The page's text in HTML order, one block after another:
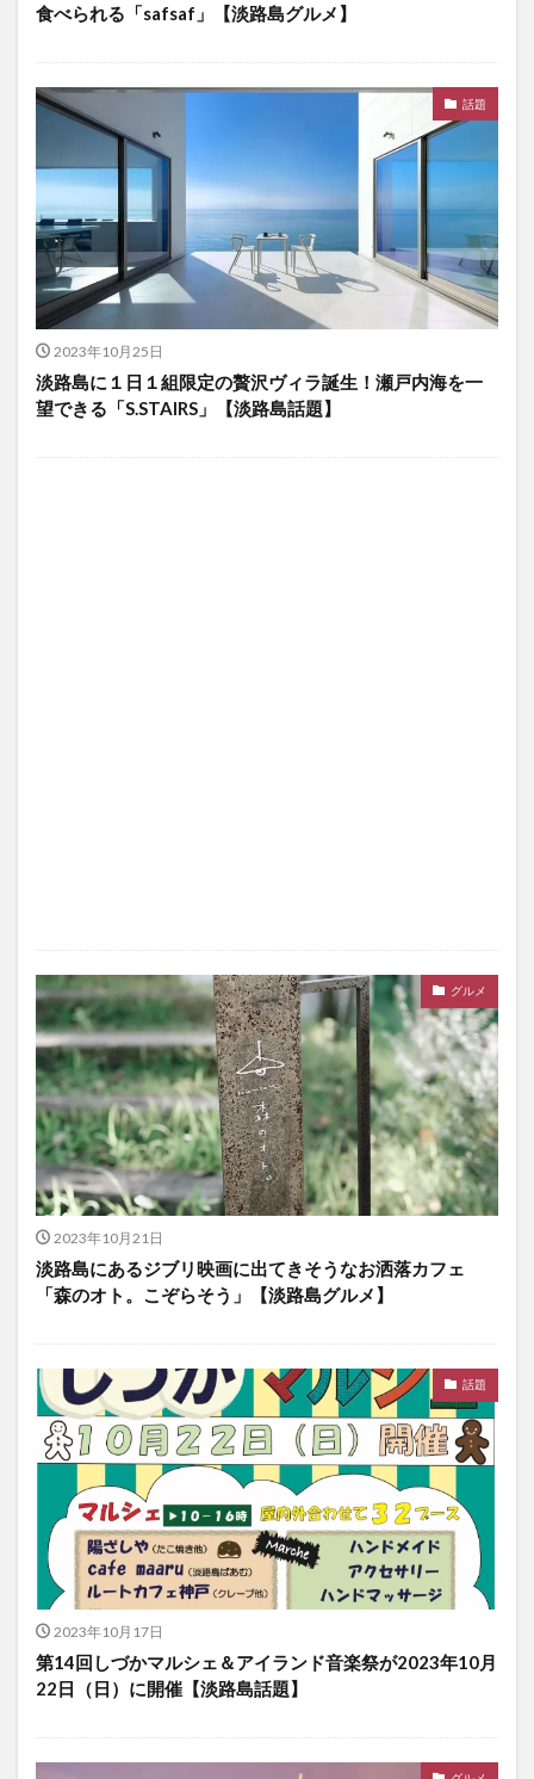
食べられる「safsaf」【淡路島グルメ】
話題
2023年10月25日
淡路島に１日１組限定の贅沢ヴィラ誕生！瀬戸内海を一
望できる「S.STAIRS」【淡路島話題】
グルメ
2023年10月21日
淡路島にあるジブリ映画に出てきそうなお洒落カフェ
「森のオト。こぞらそう」【淡路島グルメ】
話題
2023年10月17日
第14回しづかマルシェ＆アイランド音楽祭が2023年10月
22日（日）に開催【淡路島話題】